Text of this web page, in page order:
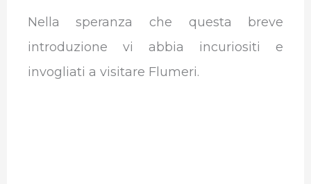
Nella speranza che questa breve
introduzione vi abbia incuriositi e
invogliati a visitare Flumeri.